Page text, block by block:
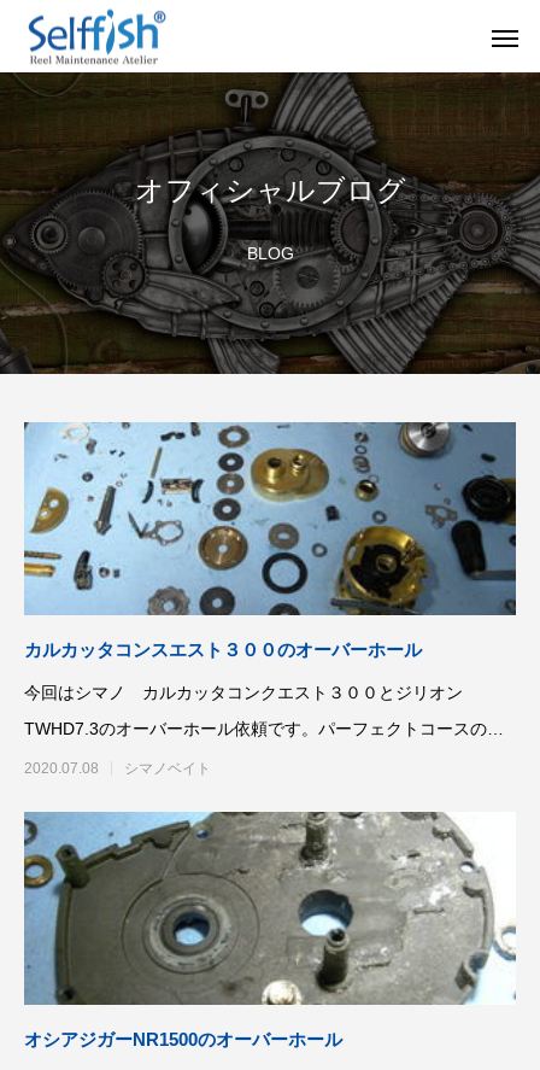
セルフメンテナンス用品
セルフメンテナンス用品（Selffishオリジナル）
リールの豆知識 オーバ
ラインを巻き込むときの工夫
2024.06.23
シマノ スピニング
ッチ
2024.05.09
シマノ バンタム1000SGの1年点検
ダイワ スパルタン
ール
2024.10.31
オフィシャルブログ
BLOG
カルカッタコンスエスト３００のオーバーホール
今回はシマノ カルカッタコンクエスト３００とジリオン
TWHD7.3のオーバーホール依頼です。パーフェクトコースのOH
に加えて、スプー
2020.07.08 シマノベイト
オシアジガーNR1500のオーバーホール